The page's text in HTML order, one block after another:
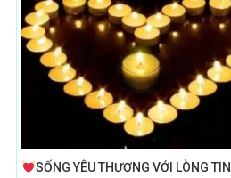
SỐNG YÊU THƯƠNG VỚI LÒNG TIN